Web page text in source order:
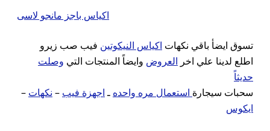
اكياس باجز مانجو لاسى
تسوق ايضأ باقي نكهات اكياس النيكوتين فيب صب زيرو
اطلع لدينا علي اخر العروض وايضاً المنتجات التي وصلت
حديثاً
سحبات سيجارة استعمال مره واحده ـاجهزة فيب – نكهات –
ايكوس